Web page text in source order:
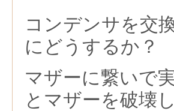
コンデンサを交
にどうするか？
マザーに繋いで
とマザーを破壊